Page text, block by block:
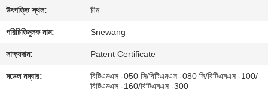
মান
নিয়ন্ত্রণ
যোগাযোগ
উৎপত্তি স্থল: চীন
পরিচিতিমুলক নাম: Snewang
সাক্ষ্যদান: Patent Certificate
মডেল নম্বার:
বিটিএমএস -050 সি/বিটিএমএস -080 সি/বিটিএমএস -100/
বিটিএমএস -160/বিটিএমএস -300